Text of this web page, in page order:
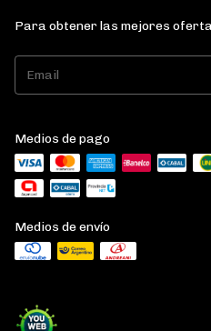
Para obtener las mejores
Medios de pago
Medios de envío